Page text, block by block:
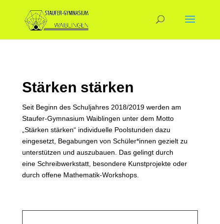
Stärken stärken
Seit Beginn des Schuljahres 2018/2019 werden am
Staufer-Gymnasium Waiblingen unter dem Motto
„Stärken stärken“ individuelle Poolstunden dazu
eingesetzt, Begabungen von Schüler*innen gezielt zu
unterstützen und auszubauen. Das gelingt durch
eine Schreibwerkstatt, besondere Kunstprojekte oder
durch offene Mathematik-Workshops.